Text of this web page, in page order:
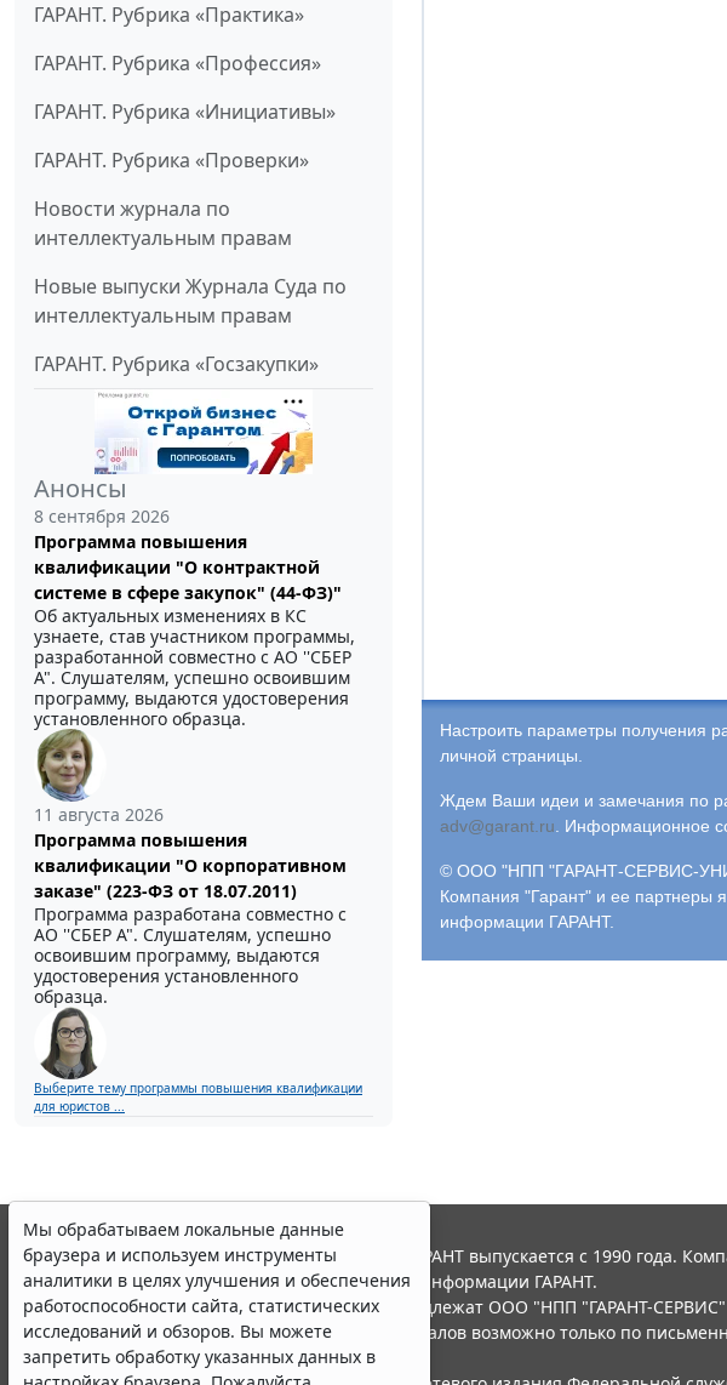
ГАРАНТ. Рубрика «Практика»
ГАРАНТ. Рубрика «Профессия»
ГАРАНТ. Рубрика «Инициативы»
ГАРАНТ. Рубрика «Проверки»
Новости журнала по
интеллектуальным правам
Новые выпуски Журнала Суда по
интеллектуальным правам
ГАРАНТ. Рубрика «Госзакупки»
Анонсы
8 сентября 2026
Программа повышения
квалификации "О контрактной
системе в сфере закупок" (44-ФЗ)"
Об актуальных изменениях в КС
узнаете, став участником программы,
разработанной совместно с АО ''СБЕР
А". Слушателям, успешно освоившим
программу, выдаются удостоверения
установленного образца.
11 августа 2026
Программа повышения
квалификации "О корпоративном
заказе" (223-ФЗ от 18.07.2011)
Программа разработана совместно с
АО ''СБЕР А". Слушателям, успешно
освоившим программу, выдаются
удостоверения установленного
образца.
Выберите тему программы повышения квалификации
для юристов ...
Настроить параметры получения
личной страницы.
Ждем Ваши идеи и замечания по
adv@garant.ru. Информационное
© ООО "НПП "ГАРАНТ-СЕРВИС-
Компания "Гарант" и ее партнеры
информации ГАРАНТ.
Мы обрабатываем локальные данные
браузера и используем инструменты
аналитики в целях улучшения и обеспечения
работоспособности сайта, статистических
исследований и обзоров. Вы можете
запретить обработку указанных данных в
© ООО "НПП "ГАРАНТ-СЕРВИС", 2026. Система ГАРАНТ выпускается с 1990 года.
участниками Российской ассоциации правовой информации ГАРАНТ.
Все права на материалы сайта ГАРАНТ.РУ принадлежат ООО "НПП "ГАРАНТ-
Полное или частичное воспроизведение материалов возможно только по
Правила использования портала.